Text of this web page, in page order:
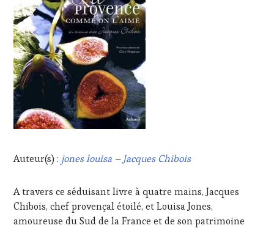
Auteur(s) : jones louisa – Jacques Chibois
A travers ce séduisant livre à quatre mains, Jacques
Chibois, chef provençal étoilé, et Louisa Jones,
amoureuse du Sud de la France et de son patrimoine